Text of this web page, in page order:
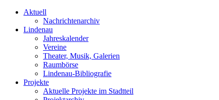
Aktuell
Nachrichtenarchiv
Lindenau
Jahreskalender
Vereine
Theater, Musik, Galerien
Raumbörse
Lindenau-Bibliografie
Projekte
Aktuelle Projekte im Stadtteil